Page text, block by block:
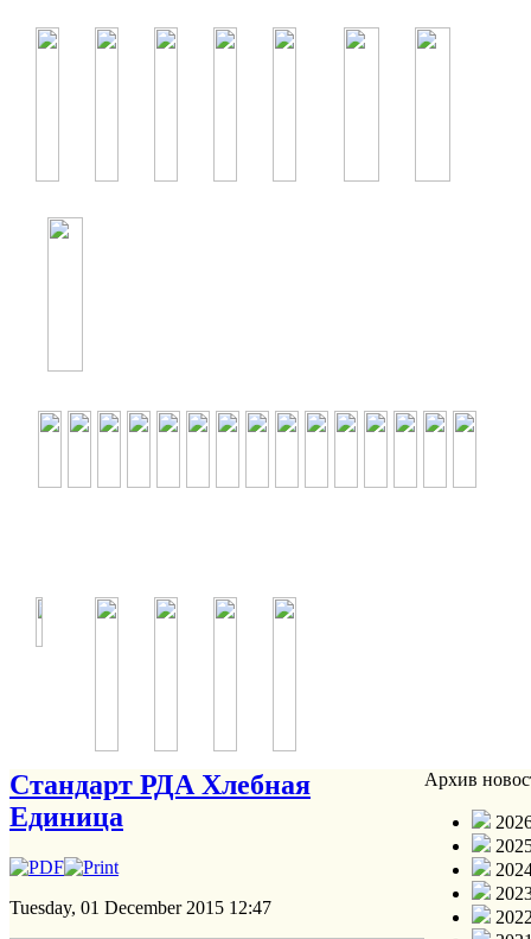
Стандарт РДА Хлебная
Единица
Tuesday, 01 December 2015 12:47
Архив